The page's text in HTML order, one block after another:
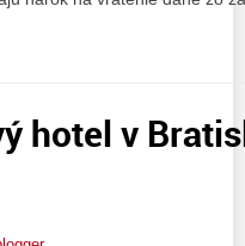
hotel v